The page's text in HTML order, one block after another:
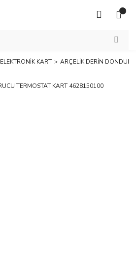
ELEKTRONİK KART ARÇELİK DERİN